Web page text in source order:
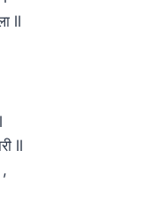
ll
ll